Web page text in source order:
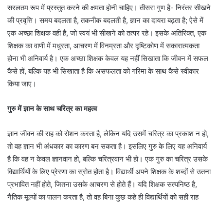
सरलतम रूप में प्रस्तुत करने की क्षमता होनी चाहिए। तीसरा गुण है- निरंतर सीखने
की प्रवृत्ति। समय बदलता है, तकनीक बदलती है, ज्ञान का दायरा बढ़ता है; ऐसे में
एक अच्छा शिक्षक वही है, जो स्वयं भी सीखने को तत्पर रहे। इसके अतिरिक्त, एक
शिक्षक का वाणी में मधुरता, आचरण में विनम्रता और दृष्टिकोण में सकारात्मकता
होना भी अनिवार्य है। एक अच्छा शिक्षक केवल यह नहीं सिखाता कि जीवन में सफल
कैसे हों, बल्कि यह भी सिखाता है कि असफलता को गरिमा के साथ कैसे स्वीकार
किया जाए।
गुरु में ज्ञान के साथ चरित्र का महत्व
ज्ञान जीवन की राह को रोशन करता है, लेकिन यदि उसमें चरित्र का प्रकाश न हो,
तो वह ज्ञान भी अंधकार का कारण बन सकता है। इसलिए गुरु के लिए यह अनिवार्य
है कि वह न केवल ज्ञानवान हो, बल्कि चरित्रवान भी हो। एक गुरु का चरित्र उसके
विद्यार्थियों के लिए प्रेरणा का स्रोत होता है। विद्यार्थी अपने शिक्षक के शब्दों से उतना
प्रभावित नहीं होते, जितना उसके आचरण से होते हैं। यदि शिक्षक सत्यनिष्ठ है,
नैतिक मूल्यों का पालन करता है, तो वह बिना कुछ कहे ही विद्यार्थियों को सही राह